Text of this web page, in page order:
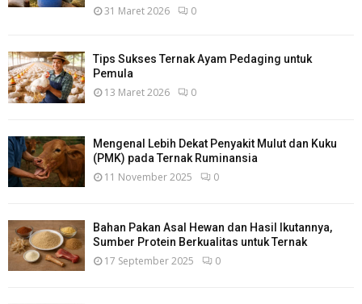
31 Maret 2026 0
Tips Sukses Ternak Ayam Pedaging untuk
Pemula
13 Maret 2026 0
Mengenal Lebih Dekat Penyakit Mulut dan Kuku
(PMK) pada Ternak Ruminansia
11 November 2025 0
Bahan Pakan Asal Hewan dan Hasil Ikutannya,
Sumber Protein Berkualitas untuk Ternak
17 September 2025 0